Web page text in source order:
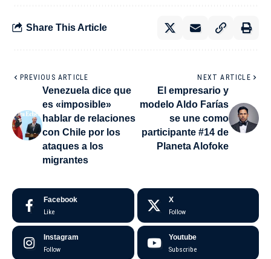
Share This Article
PREVIOUS ARTICLE
Venezuela dice que
es «imposible»
hablar de relaciones
con Chile por los
ataques a los
migrantes
NEXT ARTICLE
El empresario y
modelo Aldo Farías
se une como
participante #14 de
Planeta Alofoke
Facebook
Like
X
Follow
Instagram
Follow
Youtube
Subscribe